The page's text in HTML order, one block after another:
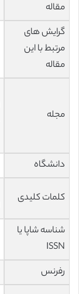
مقاله
گرایش های
مرتبط با این
مقاله
مجله
دانشگاه
کلمات کلیدی
شناسه شاپا یا
ISSN
رفرنس